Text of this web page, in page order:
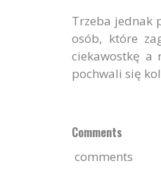
Trzeba jednak
osób, które
ciekawostkę a
pochwali się
Comments
comments